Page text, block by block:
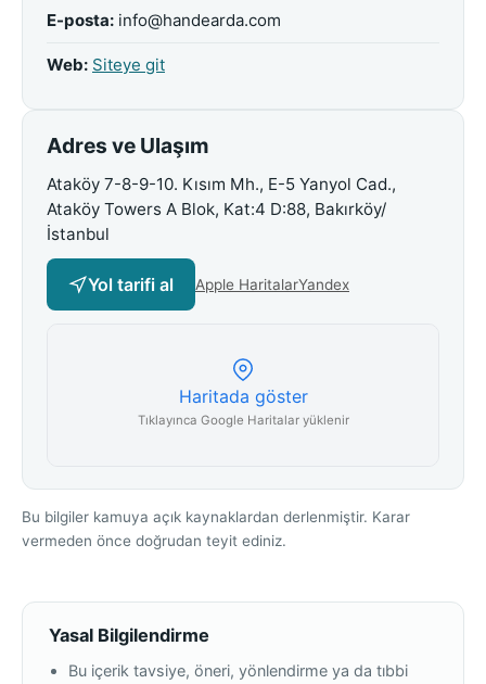
E-posta: info@handearda.com
Web: Siteye git
Adres ve Ulaşım
Ataköy 7-8-9-10. Kısım Mh., E-5 Yanyol Cad.,
Ataköy Towers A Blok, Kat:4 D:88, Bakırköy/
İstanbul
Yol tarifi al Apple HaritalarYandex
Haritada göster
Tıklayınca Google Haritalar yüklenir
Bu bilgiler kamuya açık kaynaklardan derlenmiştir. Karar
vermeden önce doğrudan teyit ediniz.
Yasal Bilgilendirme
Bu içerik tavsiye, öneri, yönlendirme ya da tıbbi